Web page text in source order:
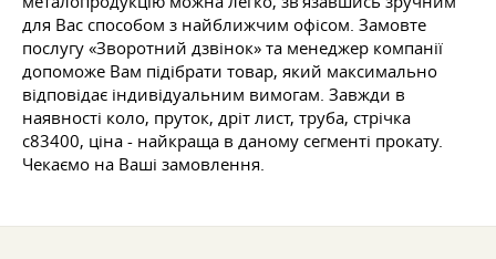
для Вас способом з найближчим офісом. Замовте
послугу «Зворотний дзвінок» та менеджер компанії
допоможе Вам підібрати товар, який максимально
відповідає індивідуальним вимогам. Завжди в
наявності коло, пруток, дріт лист, труба, стрічка
c83400, ціна - найкраща в даному сегменті прокату.
Чекаємо на Ваші замовлення.